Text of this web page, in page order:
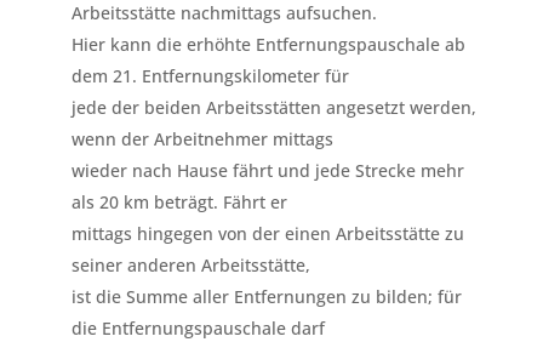
Arbeitsstätte nachmittags aufsuchen.
Hier kann die erhöhte Entfernungspauschale ab
dem 21. Entfernungskilometer für
jede der beiden Arbeitsstätten angesetzt werden,
wenn der Arbeitnehmer mittags
wieder nach Hause fährt und jede Strecke mehr
als 20 km beträgt. Fährt er
mittags hingegen von der einen Arbeitsstätte zu
seiner anderen Arbeitsstätte,
ist die Summe aller Entfernungen zu bilden; für
die Entfernungspauschale darf